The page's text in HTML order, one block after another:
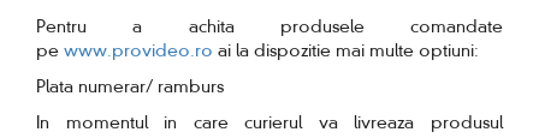
Pentru a achita produsele comandate
pe www.provideo.ro ai la dispozitie mai multe optiuni:
Plata numerar/ ramburs
In momentul in care curierul va livreaza produsul